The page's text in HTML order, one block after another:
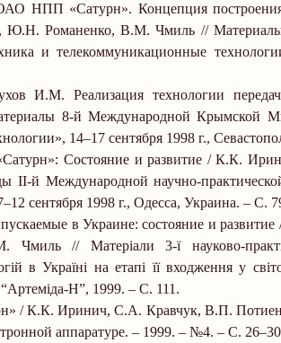
НПП «Сатурн». Концепция
Ю.Н. Романенко, В.М. Чмиль //
и телекоммуникационные
И.М. Реализация технологии
8-й Международной Крымской
14–17 сентября 1998 г.,
Состояние и развитие / К.К.
II-й Международной научно-
–12 сентября 1998 г., Одесса, Украина. – С.
в Украине: состояние и
Чмиль // Матеріали 3-ї науково-
в Україні на етапі її входження у
Н”, 1999. – С. 111.
/ К.К. Иринич, С.А. Кравчук, В.П.
аппаратуре. – 1999. – №4. – С. 26–